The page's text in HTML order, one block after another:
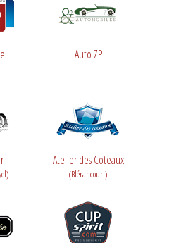
Auto ZP
Atelier des Coteaux
(Blérancourt)